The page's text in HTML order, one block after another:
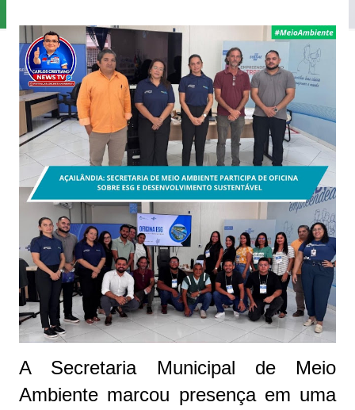
A Secretaria Municipal de Meio
Ambiente marcou presença em uma